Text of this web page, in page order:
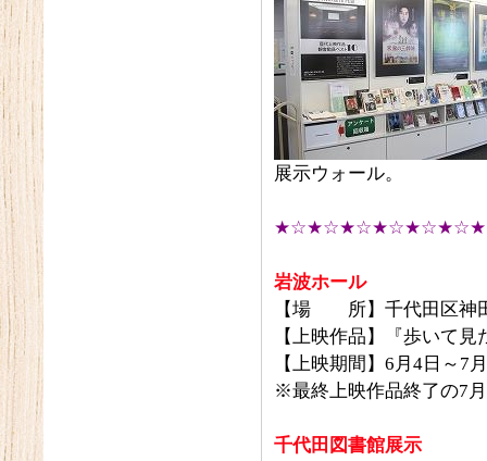
展示ウォール。
岩波ホール
【場 所】千代田区神
【上映作品】『歩いて
【上映期間】6月4日～7
※最終上映作品終了の7
千代田図書館展示